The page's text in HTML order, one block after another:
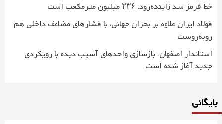
خط قرمز سد زاینده‌رود، ۲۳۶ میلیون مترمکعب است
فولاد ایران علاوه بر بحران جهانی، با فشارهای مضاعف داخلی هم
روبه‌روست
استاندار اصفهان: بازسازی واحدهای آسیب دیده با رویکردی
جدید آغاز شده است
بایگانی